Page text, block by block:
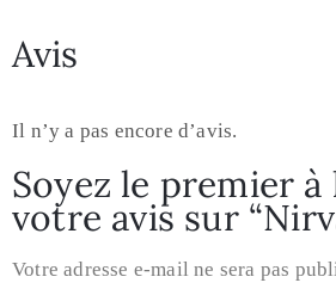
Avis
Il n’y a pas encore d’avis.
Soyez le premier à
votre avis sur
Votre adresse e-mail ne sera pas